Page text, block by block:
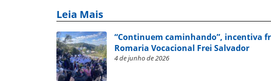
Leia Mais
“Continuem caminhando”, incentiva
Romaria Vocacional Frei Salvador
4 de junho de 2026